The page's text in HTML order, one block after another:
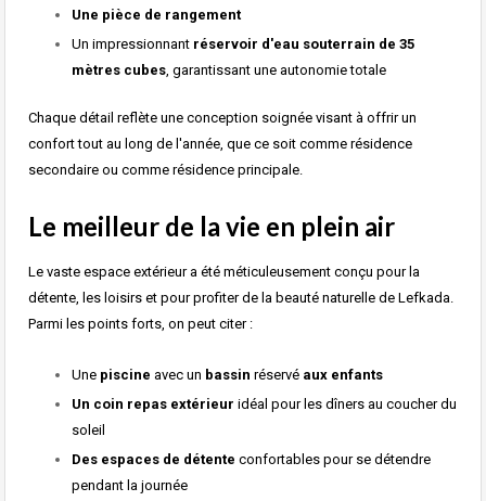
Une pièce de rangement
Un impressionnant réservoir d'eau souterrain de 35
mètres cubes, garantissant une autonomie totale
Chaque détail reflète une conception soignée visant à offrir un
confort tout au long de l'année, que ce soit comme résidence
secondaire ou comme résidence principale.
Le meilleur de la vie en plein air
Le vaste espace extérieur a été méticuleusement conçu pour la
détente, les loisirs et pour profiter de la beauté naturelle de Lefkada.
Parmi les points forts, on peut citer :
Une piscine avec un bassin réservé aux enfants
Un coin repas extérieur idéal pour les dîners au coucher du
soleil
Des espaces de détente confortables pour se détendre
pendant la journée